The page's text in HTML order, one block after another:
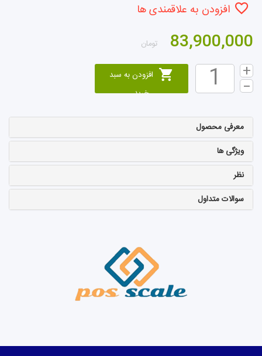
افزودن به علاقمندی ها
83,900,000 تومان
افزودن به سبد
خرید
معرفی محصول
ویژگی ها
نظر
سوالات متداول